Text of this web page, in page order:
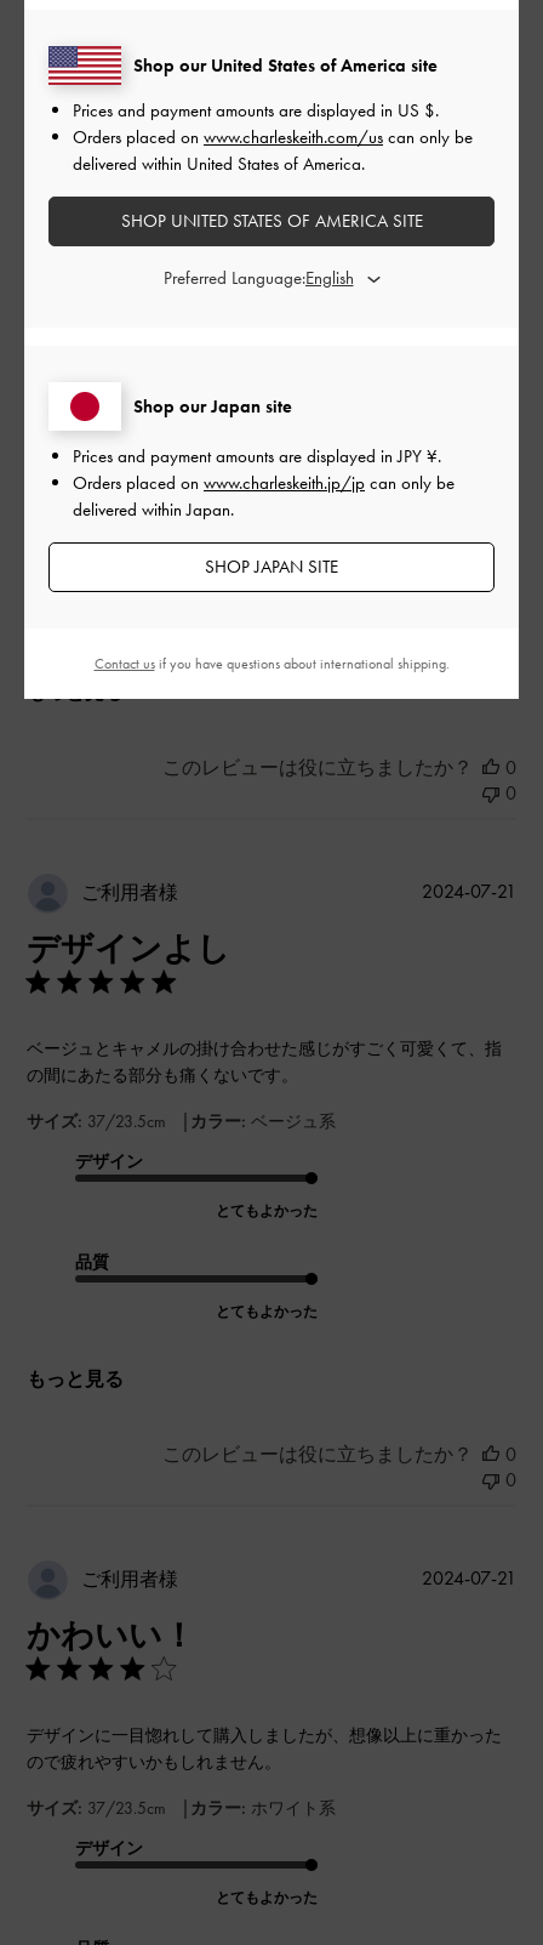
このレビューは役に立ちましたか？
w. 3さんのレビュー
歩く時はお勧めしません。
サイズ: 37/23.5cm
デザイン
2024-07-31
このレビューは役に立ちましたか？
0
0
ご利用者様
デザインよし
ベージュとキャメルの掛け合わせた感じがすごく可愛くて、指
の間にあたる部分も痛くないです。
サイズ: 37/23.5cm | カラー: ベージュ系
デザイン
とてもよかった
品質
とてもよかった
もっと見る
2024-07-21
このレビューは役に立ちましたか？
0
0
ご利用者様
かわいい！
デザインに一目惚れして購入しましたが、想像以上に重かった
ので疲れやすいかもしれません。
サイズ: 37/23.5cm | カラー: ホワイト系
デザイン
とてもよかった
2024-07-21
Shop our Japan site
Prices and payment amounts are displayed inJPY ¥.
Orders placed on www.charleskeith.jp/jp can only be
delivered within Japan.
SHOP JAPAN SITE
Shop our United States of America site
Prices and payment amounts are displayed in US $.
Orders placed on www.charleskeith.com/us can only be
delivered within United States of America.
SHOP UNITED STATES OF AMERICA SITE
Preferred Language:
Contact usif you have questions about international shipping.